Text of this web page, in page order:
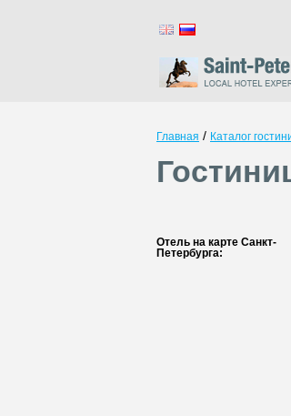
Главная / Каталог
Отель на карте Санкт-
Петербурга: